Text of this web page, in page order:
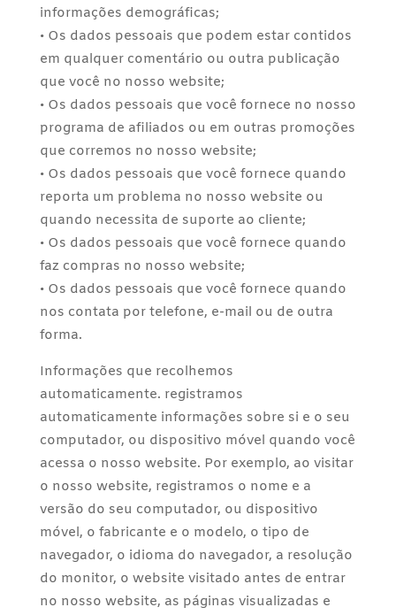
informações demográficas;
• Os dados pessoais que podem estar contidos
em qualquer comentário ou outra publicação
que você no nosso website;
• Os dados pessoais que você fornece no nosso
programa de afiliados ou em outras promoções
que corremos no nosso website;
• Os dados pessoais que você fornece quando
reporta um problema no nosso website ou
quando necessita de suporte ao cliente;
• Os dados pessoais que você fornece quando
faz compras no nosso website;
• Os dados pessoais que você fornece quando
nos contata por telefone, e-mail ou de outra
forma.
Informações que recolhemos
automaticamente. registramos
automaticamente informações sobre si e o seu
computador, ou dispositivo móvel quando você
acessa o nosso website. Por exemplo, ao visitar
o nosso website, registramos o nome e a
versão do seu computador, ou dispositivo
móvel, o fabricante e o modelo, o tipo de
navegador, o idioma do navegador, a resolução
do monitor, o website visitado antes de entrar
no nosso website, as páginas visualizadas e